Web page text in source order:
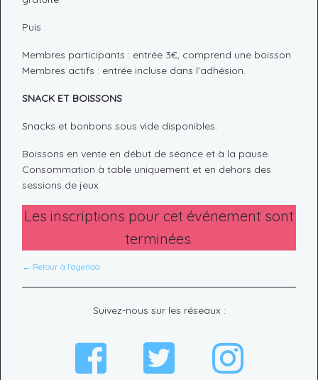
Puis :
Membres participants : entrée 3€, comprend une boisson
Membres actifs : entrée incluse dans l’adhésion.
SNACK ET BOISSONS
Snacks et bonbons sous vide disponibles.
Boissons en vente en début de séance et à la pause.
Consommation à table uniquement et en dehors des
sessions de jeux.
Les inscriptions pour cet événement sont
terminées.
← Retour à l'agenda
Suivez-nous sur les réseaux :